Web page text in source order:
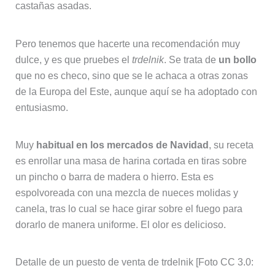
castañas asadas.
Pero tenemos que hacerte una recomendación muy
dulce, y es que pruebes el trdelnik. Se trata de un bollo
que no es checo, sino que se le achaca a otras zonas
de la Europa del Este, aunque aquí se ha adoptado con
entusiasmo.
Muy habitual en los mercados de Navidad , su receta
es enrollar una masa de harina cortada en tiras sobre
un pincho o barra de madera o hierro. Esta es
espolvoreada con una mezcla de nueces molidas y
canela, tras lo cual se hace girar sobre el fuego para
dorarlo de manera uniforme. El olor es delicioso.
Detalle de un puesto de venta de trdelnik [Foto CC 3.0: